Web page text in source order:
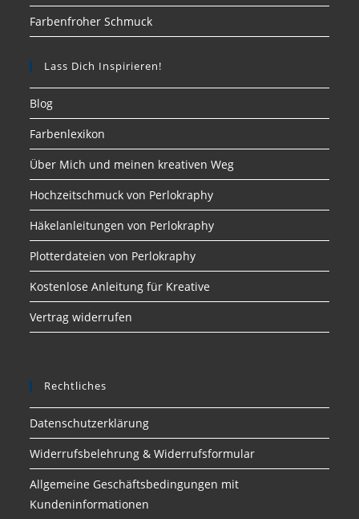
Farbenfroher Schmuck
Lass Dich Inspirieren!
Blog
Farbenlexikon
Über Mich und meinen kreativen Weg
Hochzeitschmuck von Perlokraphy
Häkelanleitungen von Perlokraphy
Plotterdateien von Perlokraphy
Kostenlose Anleitung für Kreative
Vertrag widerrufen
Rechtliches
Datenschutzerklärung
Widerrufsbelehrung & Widerrufsformular
Allgemeine Geschäftsbedingungen mit
Kundeninformationen